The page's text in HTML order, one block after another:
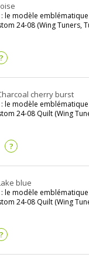
site web ainsi
du marché; ce
qui a fait son
nécessaires pour
In Korea étant
en 2009.
aux USA a un tarif
sur les
une légende
SE pour l’usine
: le modèle
24-08 (Wing Tuners,
?
cherry burst
: le modèle
24-08 Quilt (Wing
?
blue
: le modèle
24-08 Quilt (Wing
?